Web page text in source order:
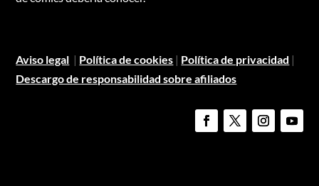
Aviso legal | Política de cookies | Política de privacidad |
Descargo de responsabilidad sobre afiliados